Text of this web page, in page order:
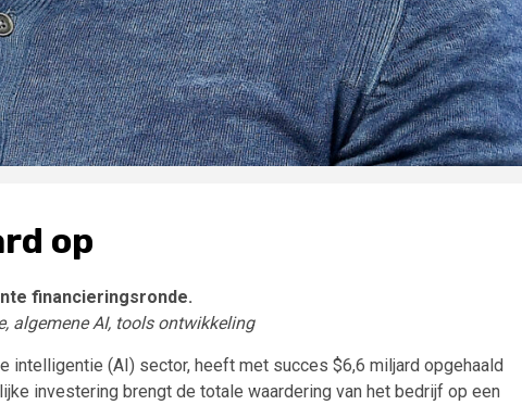
op
financieringsronde.
algemene AI, tools ontwikkeling
intelligentie (AI) sector, heeft met succes $6,6 miljard opgehaald
investering brengt de totale waardering van het bedrijf op een